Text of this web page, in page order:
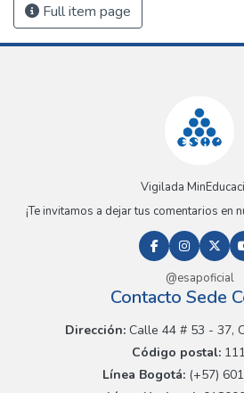
Full item page
Vigilada
¡Te invitamos a dejar tus comentarios en
@esapoficial
Contacto Sede
Dirección:Calle 44 # 53 - 37,
Código postal:
Línea Bogotá:(+57)